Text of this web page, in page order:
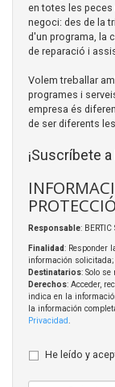
en totes les
negoci: des de la
d'un programa, la
de reparació i
Volem treballar
programes i
empresa és
de ser diferents
¡Suscríbete
Responsable: BERTIC
Finalidad: Responder
información solicitada;
Destinatarios: Solo
Derechos: Acceder,
indica en la
la información
Privacidad
He leído y